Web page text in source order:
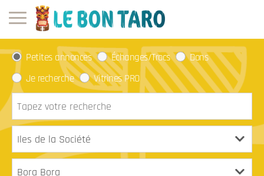
Petites annonces Échanges/Trocs
Dons
Je recherche
Vitrines PRO